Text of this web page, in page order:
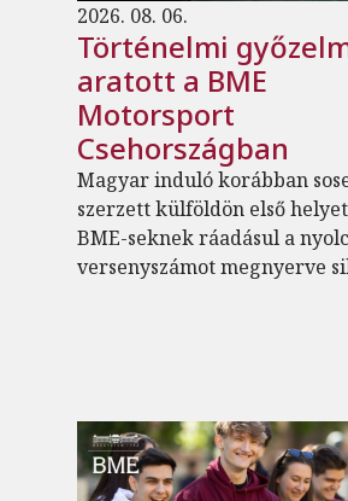
2026. 08. 06.
Történelmi
aratott a BME
Motorsport
Csehországban
Magyar induló korábban
szerzett külföldön első
BME-seknek ráadásul a
versenyszámot megnyerve